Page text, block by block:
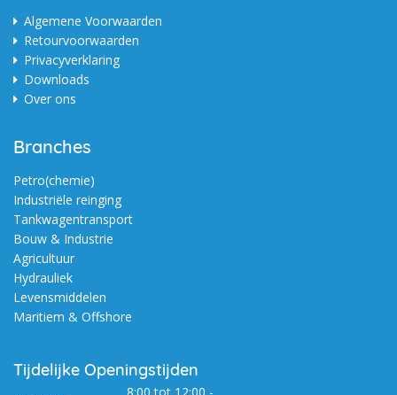
Algemene Voorwaarden
Retourvoorwaarden
Privacyverklaring
Downloads
Over ons
Branches
Petro(chemie)
Industriële reinging
Tankwagentransport
Bouw & Industrie
Agricultuur
Hydrauliek
Levensmiddelen
Maritiem & Offshore
Tijdelijke Openingstijden